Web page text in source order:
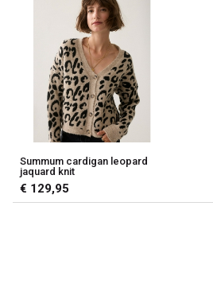
mode
Summum cardigan leopard
jaquard knit
€ 129,95